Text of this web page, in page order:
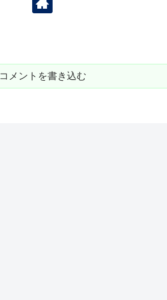
コメントを書き込む